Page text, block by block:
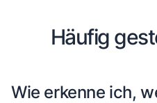
Häufig
Wie erkenne ich,